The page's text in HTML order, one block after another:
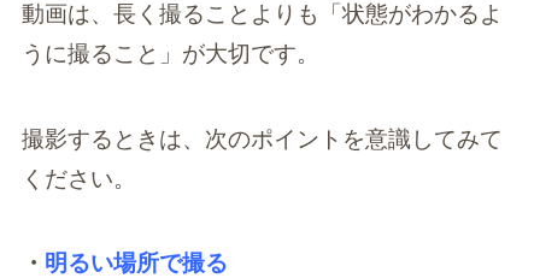
動画は、長く撮ることよりも「状態がわかるよ
うに撮ること」が大切です。
撮影するときは、次のポイントを意識してみて
ください。
・ 明るい場所で撮る